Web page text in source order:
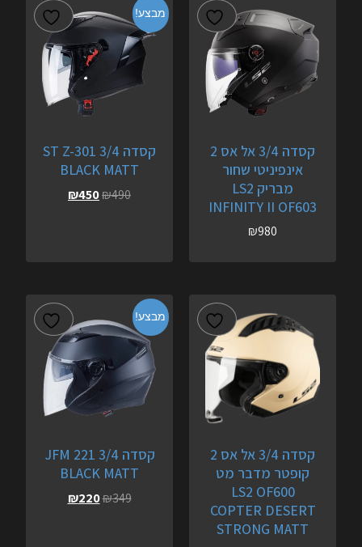
קסדה 3/4 אל אס 2
אינפיניטי שחור
מבריק LS2
INFINITY II OF603
₪980
מבצע!
קסדה 3/4 ST Z-301
BLACK MATT
₪490
₪450
קסדה 3/4 אל אס 2
קופטר מדבר מט
LS2 OF600
COPTER DESERT
STRONG MATT
מבצע!
קסדה 3/4 JFM 221
BLACK MATT
₪349
₪220